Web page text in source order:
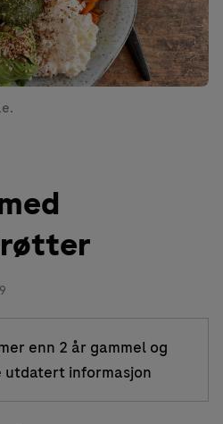
enn 2 år gammel og
utdatert informasjon